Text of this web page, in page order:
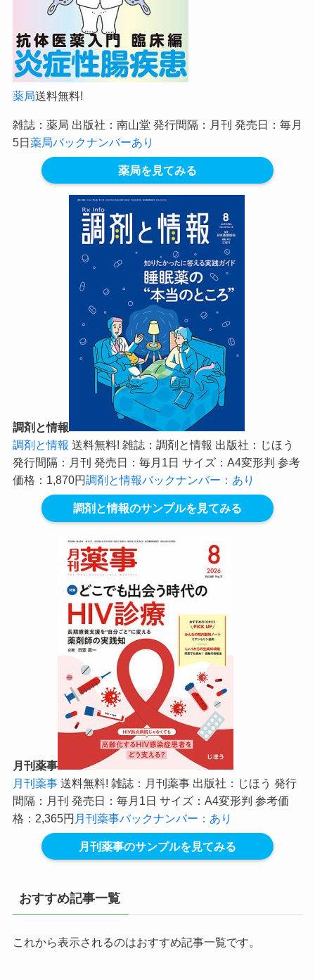
薬局送料無料!
雑誌：薬局 出版社：南山堂 発行間隔：月刊 発売日：毎月
5日薬局バックナンバーあり
薬局を見てみる
調剤と情報
調剤と情報 送料無料! 雑誌：調剤と情報 出版社：じほう
発行間隔：月刊 発売日：毎月1日 サイズ：A4変形判 参考
価格：1,870円調剤と情報バックナンバー：あり
調剤と情報のサンプルを見てみる
月刊薬事
月刊薬事送料無料! 雑誌：月刊薬事 出版社：じほう 発行
間隔：月刊 発売日：毎月1日 サイズ：A4変形判 参考価
格：2,365円 月刊薬事バックナンバー：あり
月刊薬事のサンプルを見てみる
おすすめ記事一覧
これから表示されるのはおすすめ記事一覧です。